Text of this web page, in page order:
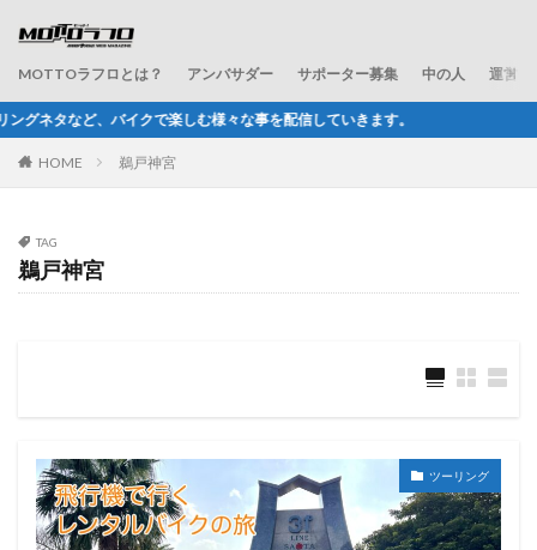
MOTTOラフロとは？ アンバサダー サポーター募集 中の人 運営会
む様々な事を配信していきます。
HOME 鵜戸神宮
TAG
鵜戸神宮
ツーリング